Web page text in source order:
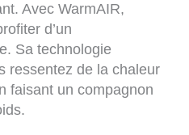
Avec WarmAIR,
d’un
Sa technologie
ressentez de la chaleur
faisant un compagnon